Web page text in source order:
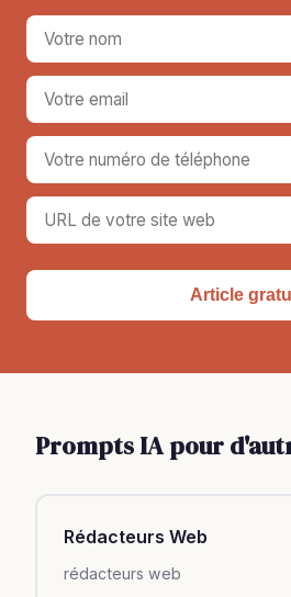
Article
Prompts IA pour
Rédacteurs Web
rédacteurs web